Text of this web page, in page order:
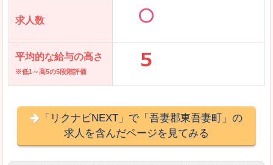
求人数
平均的な給与の高さ
※低1～高5の5段階評価
「リクナビNEXT」で「吾妻郡東吾妻町」の
求人を含んだページを見てみる